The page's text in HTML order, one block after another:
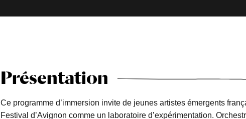
Présentation
Ce programme d’immersion invite de jeunes artistes émergents
Festival d’Avignon comme un laboratoire d’expérimentation.